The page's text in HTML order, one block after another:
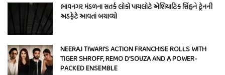
ભાવનગર મંડળના સતર્ક લોકો પાયલોટે એશિયાટિક સિંહને ટ્રેનની
અડફેટે આવતાં બચાવ્યો
NEERAJ TIWARI’S ACTION FRANCHISE ROLLS WITH
TIGER SHROFF, REMO D’SOUZA AND A POWER-
PACKED ENSEMBLE